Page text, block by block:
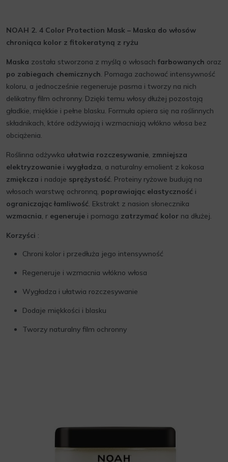
NOAH 2. 4 Color Protection Mask – Maska do włosów
chroniąca kolor z fitokeratyną z ryżu
Maska została stworzona z myślą o włosach farbowanych oraz
po zabiegach chemicznych. Pomaga zachować intensywność
koloru, a jednocześnie regeneruje pasma i tworzy na nich
delikatny film ochronny. Dzięki temu włosy dłużej pozostają
gładkie, miękkie i pełne blasku. Formuła opiera się na roślinnych
składnikach, które odżywiają i wzmacniają włókno włosa bez
obciążenia.
Roślinna odżywka ułatwia rozczesywanie, zmniejsza
elektryzowanie i wygładza, a naturalny emolient z kokosa
zmiękcza i nadaje sprężystość. Proteiny ryżowe budują na
włosach warstwę ochronną, poprawiając elastyczność i
ograniczając łamliwość. Ekstrakt z nasion słonecznika
wzmacnia, r egeneruje i pomaga zatrzymać kolor na dłużej.
Korzyści :
Chroni kolor i przedłuża jego intensywność
Regeneruje i wzmacnia włókno włosa
Wygładza i ułatwia rozczesywanie
Dodaje miękkości i blasku
Tworzy naturalny film ochronny